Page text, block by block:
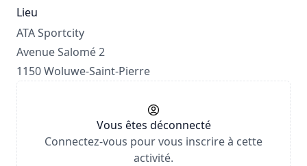
Lieu
ATA Sportcity
Avenue Salomé 2
1150 Woluwe-Saint-Pierre
Vous êtes déconnecté
Connectez-vous pour vous inscrire à cette
activité.